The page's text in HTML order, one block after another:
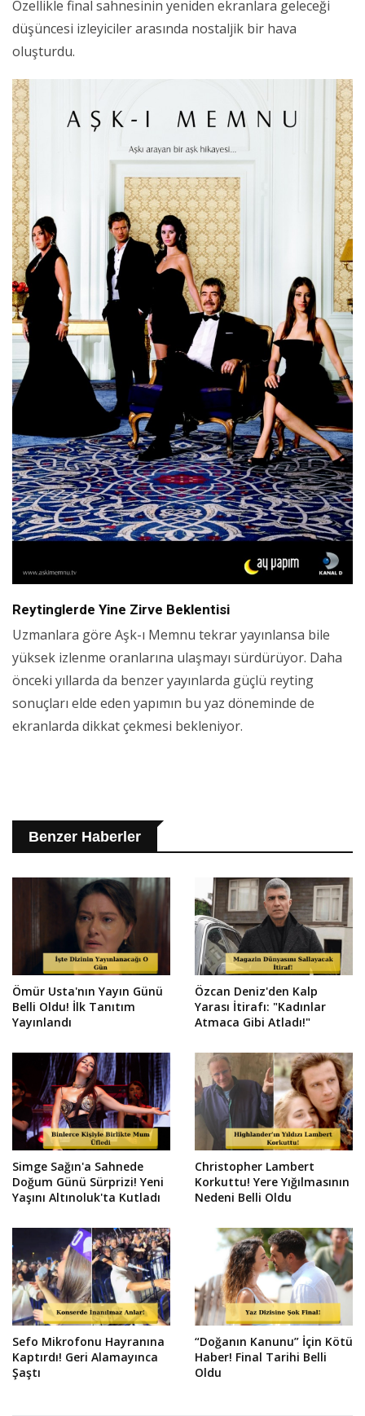
Özellikle final sahnesinin yeniden ekranlara geleceği
düşüncesi izleyiciler arasında nostaljik bir hava
oluşturdu.
Reytinglerde Yine Zirve Beklentisi
Uzmanlara göre Aşk-ı Memnu tekrar yayınlansa bile
yüksek izlenme oranlarına ulaşmayı sürdürüyor. Daha
önceki yıllarda da benzer yayınlarda güçlü reyting
sonuçları elde eden yapımın bu yaz döneminde de
ekranlarda dikkat çekmesi bekleniyor.
Benzer Haberler
Ömür Usta'nın Yayın Günü
Belli Oldu! İlk Tanıtım
Yayınlandı
Özcan Deniz'den Kalp
Yarası İtirafı: "Kadınlar
Atmaca Gibi Atladı!"
Simge Sağın'a Sahnede
Doğum Günü Sürprizi! Yeni
Yaşını Altınoluk'ta Kutladı
Christopher Lambert
Korkuttu! Yere Yığılmasının
Nedeni Belli Oldu
Sefo Mikrofonu Hayranına
Kaptırdı! Geri Alamayınca
Şaştı
“Doğanın Kanunu” İçin Kötü
Haber! Final Tarihi Belli
Oldu